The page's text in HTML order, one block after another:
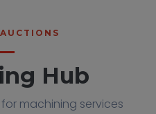
Hub
machining services
Free
for